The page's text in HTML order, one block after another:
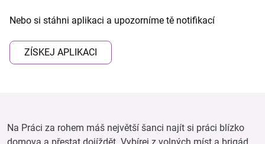
Nebo si stáhni aplikaci a upozorníme tě notifikací
ZÍSKEJ APLIKACI
Na Práci za rohem máš největší šanci najít si práci blízko
domova a přestat dojíždět. Vybírej z volných míst a brigád